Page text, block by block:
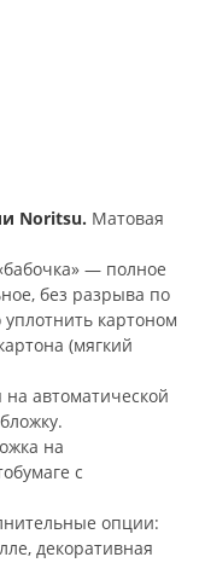
Noritsu. Матовая
— полное
без разрыва по
картоном
(мягкий
на автоматической
на
с
опции:
декоративная